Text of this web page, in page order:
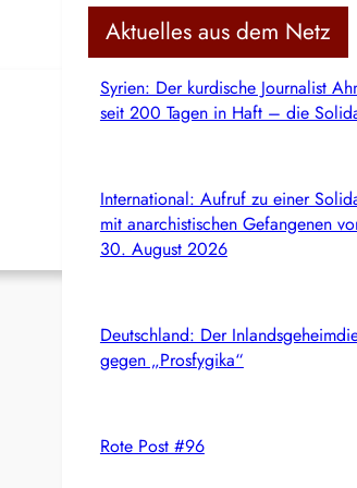
c
Aktuelles aus dem Netz
Syrien: Der kurdische Journalist
seit 200 Tagen in Haft – die
International: Aufruf zu einer
mit anarchistischen Gefangenen
30. August 2026
Deutschland: Der
gegen „Prosfygika“
Rote Post #96